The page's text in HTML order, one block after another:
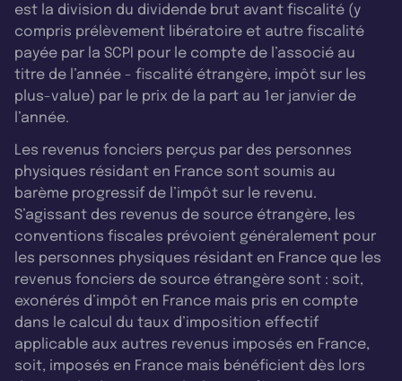
est la division du dividende brut avant fiscalité (y
compris prélèvement libératoire et autre fiscalité
payée par la SCPI pour le compte de l’associé au
titre de l’année - fiscalité étrangère, impôt sur les
plus-value) par le prix de la part au 1er janvier de
l’année.
Les revenus fonciers perçus par des personnes
physiques résidant en France sont soumis au
barème progressif de l’impôt sur le revenu.
S’agissant des revenus de source étrangère, les
conventions fiscales prévoient généralement pour
les personnes physiques résidant en France que les
revenus fonciers de source étrangère sont : soit,
exonérés d’impôt en France mais pris en compte
dans le calcul du taux d’imposition effectif
applicable aux autres revenus imposés en France,
soit, imposés en France mais bénéficient dès lors